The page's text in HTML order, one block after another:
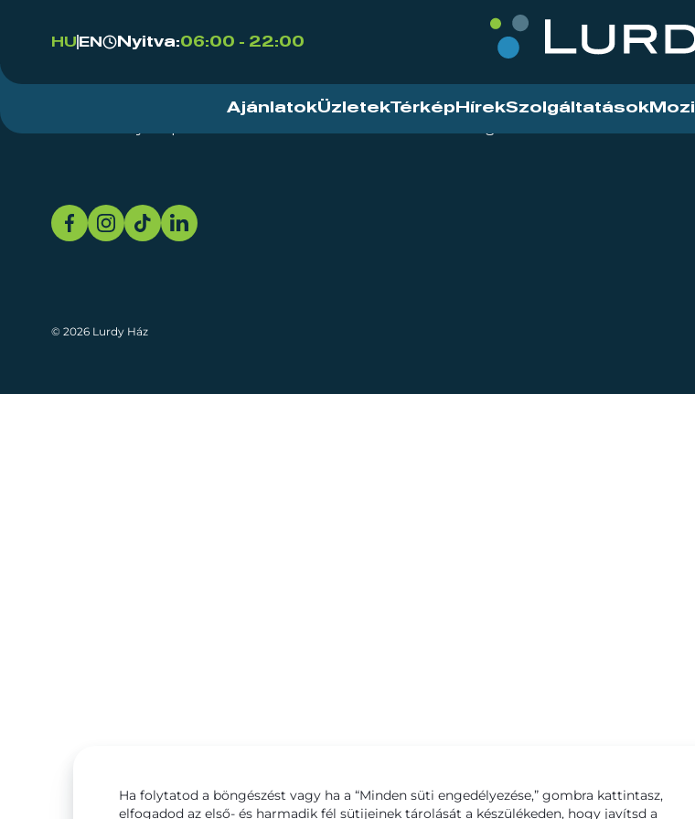
HU EN Nyitva:06:00 - 22:00
AjánlatokÜzletekTérkép HírekSzolgáltatások Mozi
© 2026 Lurdy Ház
Ha folytatod a böngészést vagy ha a “Minden süti engedélyezése,” gombra kattintasz,
elfogadod az első- és harmadik fél sütijeinek tárolását a készülékeden, hogy javítsd a